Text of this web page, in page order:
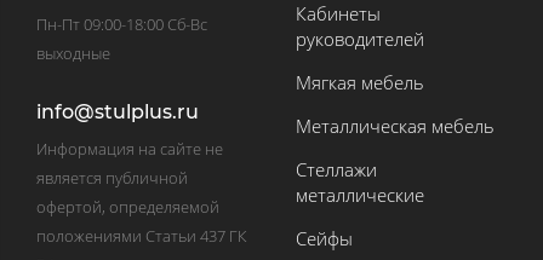
Пн-Пт 09:00-18:00 Сб-Вс
выходные
info@stulplus.ru
Информация на сайте не
является публичной
офертой, определяемой
положениями Статьи 437 ГК
Кабинеты
руководителей
Мягкая мебель
Металлическая мебель
Стеллажи
металлические
Сейфы